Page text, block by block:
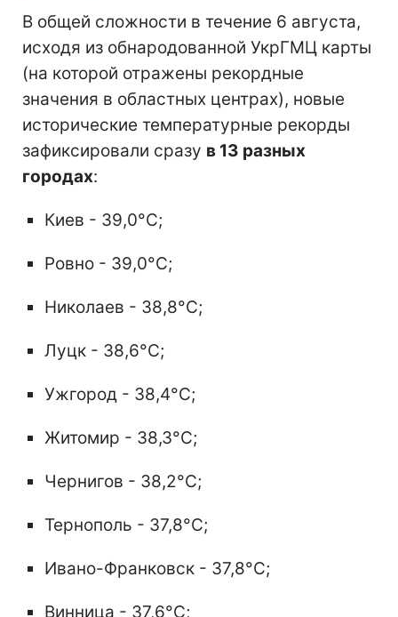
В общей сложности в течение 6 августа,
исходя из обнародованной УкрГМЦ карты
(на которой отражены рекордные
значения в областных центрах), новые
исторические температурные рекорды
зафиксировали сразу в 13 разных
городах:
Киев - 39,0°C;
Ровно - 39,0°C;
Николаев - 38,8°C;
Луцк - 38,6°C;
Ужгород - 38,4°C;
Житомир - 38,3°C;
Чернигов - 38,2°C;
Тернополь - 37,8°C;
Ивано-Франковск - 37,8°C;
Винница - 37,6°C;